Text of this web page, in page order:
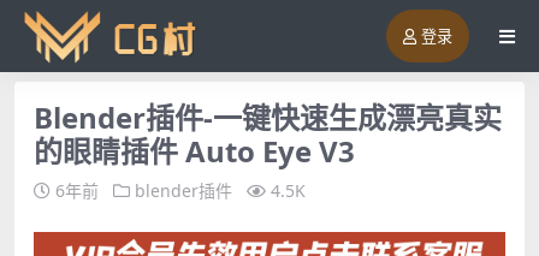
登录
Blender插件-一键快速生成漂亮真实
的眼睛插件 Auto Eye V3
6年前 blender插件 4.5K